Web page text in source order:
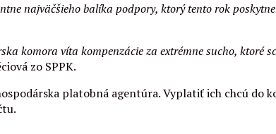
najväčšieho balíka podpory, ktorý tento rok
komora víta kompenzácie za extrémne sucho, ktoré
zo SPPK.
platobná agentúra. Vyplatiť ich chcú